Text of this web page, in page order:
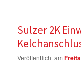
Sulzer 2K
Veröffentlicht am